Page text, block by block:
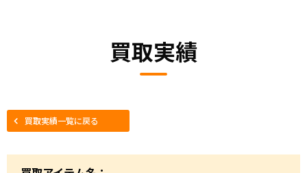
買取実績
買取実績一覧に戻る